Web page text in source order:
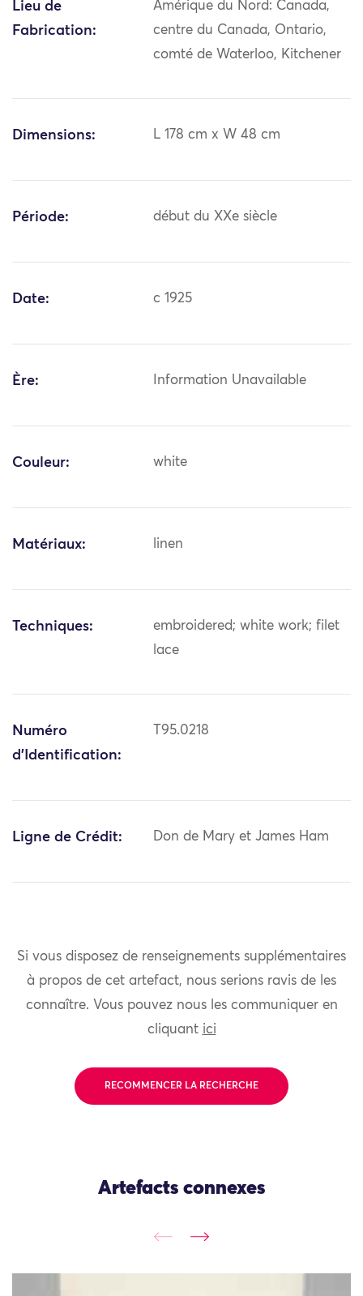
Lieu de
Fabrication:
Amérique du Nord: Canada,
centre du Canada, Ontario,
comté de Waterloo, Kitchener
Dimensions: L 178 cm x W 48 cm
Période: début du XXe siècle
Date: c 1925
Ère: Information Unavailable
Couleur: white
Matériaux: linen
Techniques:
embroidered; white work; filet
lace
Numéro
d'Identification:
T95.0218
Ligne de Crédit: Don de Mary et James Ham
Si vous disposez de renseignements supplémentaires
à propos de cet artefact, nous serions ravis de les
connaître. Vous pouvez nous les communiquer en
cliquant ici
RECOMMENCER LA RECHERCHE
Artefacts connexes